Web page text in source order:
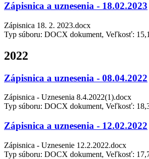
Zápisnica a uznesenia - 18.02.2023
Zápisnica 18. 2. 2023.docx
Typ súboru: DOCX dokument, Veľkosť:
2022
Zápisnica a uznesenia - 08.04.2022
Zápisnica - Uznesenia 8.4.2022(1).docx
Typ súboru: DOCX dokument, Veľkosť:
Zápisnica a uznesenia - 12.02.2022
Zápisnica - Uznesenie 12.2.2022.docx
Typ súboru: DOCX dokument, Veľkosť: